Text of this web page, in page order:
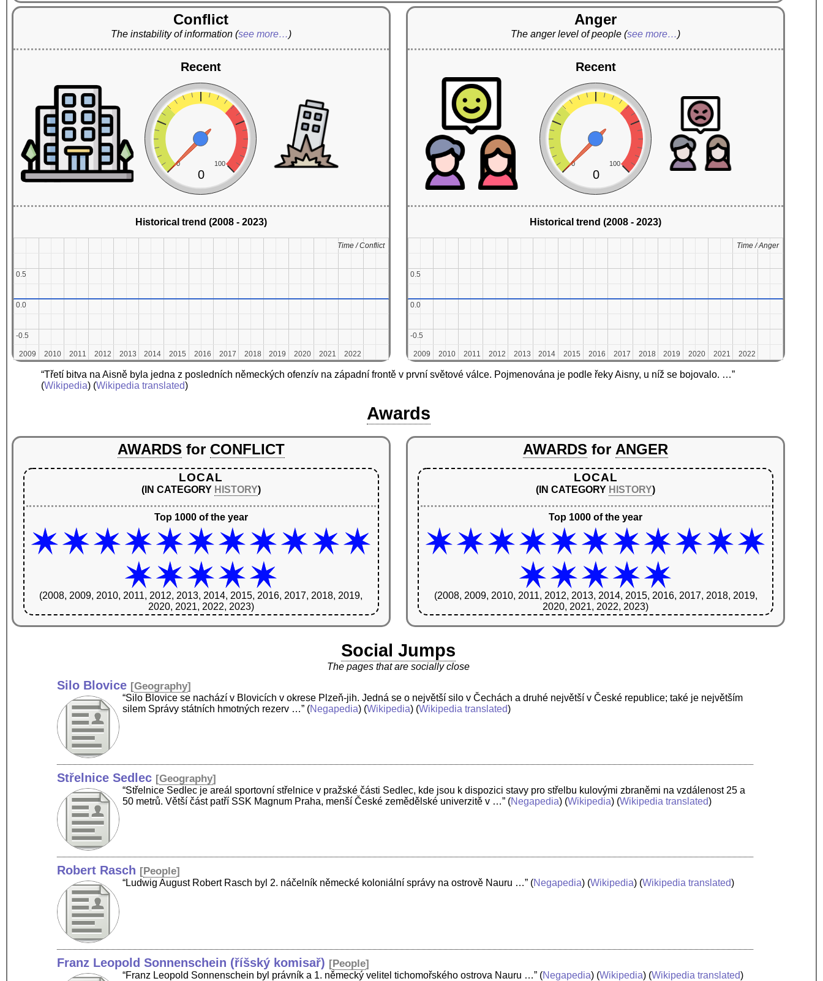
Conflict
The instability of information (see more…)
Recent
0 100
0
Historical trend (2008 - 2023)
2009
2009 2010
2010 2011
2011 2012
2012 2013
2013 2014
2014 2015
2015 2016
2016 2017
2017 2018
2018 2019
2019 2020
2020 2021
2021 2022
2022
-0.5
-0.5
0.0
0.0
0.5
0.5
Time / Conflict
Time / Conflict
Anger
The anger level of people(see more…)
Recent
0 100
0
Historical trend (2008 - 2023)
2009
2009 2010
2010 2011
2011 2012
2012 2013
2013 2014
2014 2015
2015 2016
2016 2017
2017 2018
2018 2019
2019 2020
2020 2021
2021 2022
2022
-0.5
-0.5
0.0
0.0
0.5
0.5
Time / Anger
Time / Anger
“Třetí bitva na Aisně byla jedna z posledních německých ofenzív na západní frontě v první světové válce. Pojmenována je podle řeky Aisny, u níž se bojovalo. …”
(Wikipedia) (Wikipedia translated)
Awards
AWARDS for CONFLICT
LOCAL
(IN CATEGORY HISTORY)
Top 1000 of the year
(2008, 2009, 2010, 2011, 2012, 2013, 2014, 2015, 2016, 2017, 2018, 2019,
2020, 2021, 2022, 2023)
AWARDS for ANGER
LOCAL
(IN CATEGORY HISTORY)
Top 1000 of the year
(2008, 2009, 2010, 2011, 2012, 2013, 2014, 2015, 2016, 2017, 2018, 2019,
2020, 2021, 2022, 2023)
Social Jumps
The pages that are socially close
Silo Blovice [Geography]
“Silo Blovice se nachází v Blovicích v okrese Plzeň-jih. Jedná se o největší silo v Čechách a druhé největší v České republice; také je největším
silem Správy státních hmotných rezerv …” (Negapedia) (Wikipedia) (Wikipedia translated)
Střelnice Sedlec [Geography]
“Střelnice Sedlec je areál sportovní střelnice v pražské části Sedlec, kde jsou k dispozici stavy pro střelbu kulovými zbraněmi na vzdálenost 25 a
50 metrů. Větší část patří SSK Magnum Praha, menší České zemědělské univerzitě v …” (Negapedia) (Wikipedia) (Wikipedia translated)
Robert Rasch [People]
“Ludwig August Robert Rasch byl 2. náčelník německé koloniální správy na ostrově Nauru …” (Negapedia) (Wikipedia) (Wikipedia translated)
Franz Leopold Sonnenschein (říšský komisař) [People]
“Franz Leopold Sonnenschein byl právník a 1. německý velitel tichomořského ostrova Nauru …” (Negapedia) (Wikipedia) (Wikipedia translated)